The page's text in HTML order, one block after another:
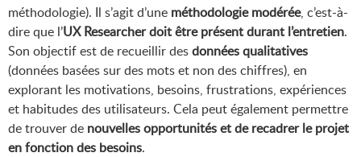
méthodologie). Il s’agit d’une méthodologie modérée, c’est-à-
dire que l’UX Researcher doit être présent durant l’entretien.
Son objectif est de recueillir desdonnées qualitatives
(données basées sur des mots et non des chiffres), en
explorant les motivations, besoins, frustrations, expériences
et habitudes des utilisateurs. Cela peut également permettre
de trouver de nouvelles opportunités et de recadrer le projet
en fonction des besoins.